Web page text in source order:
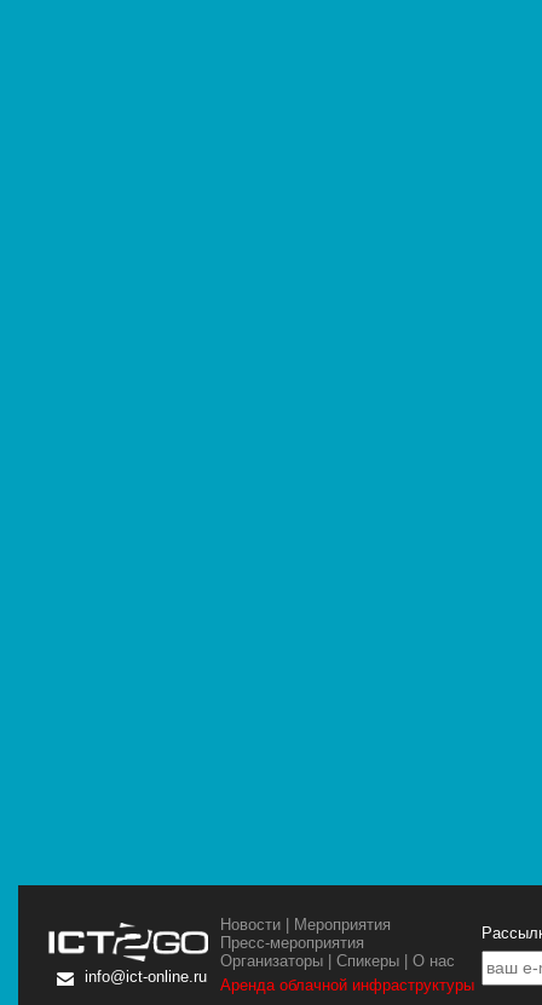
info@ict-online.ru
Новости | Мероприятия
Пресс-мероприятия
Организаторы |Спикеры |О нас
Аренда облачной инфраструктуры